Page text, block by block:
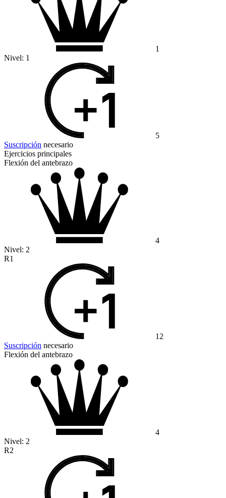
1
Nivel: 1
5
Suscripción necesario
Ejercicios principales
Flexión del antebrazo
4
Nivel: 2
R1
12
Suscripción necesario
Flexión del antebrazo
4
Nivel: 2
R2